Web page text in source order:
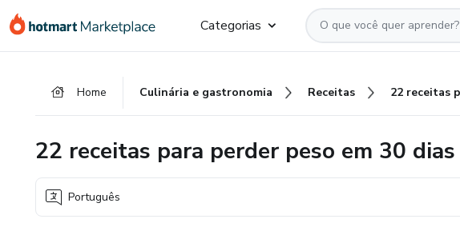
para
para
para
Categorias
Home Culinária e gastronomia Receitas
22 receitas para perder peso em 30 dias
Português